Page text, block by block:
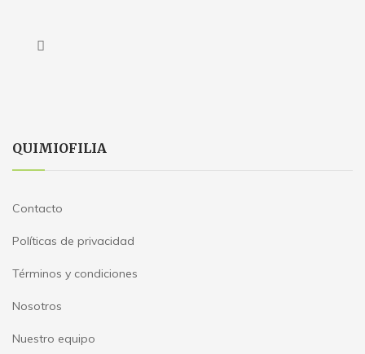
QUIMIOFILIA
Contacto
Políticas de privacidad
Términos y condiciones
Nosotros
Nuestro equipo